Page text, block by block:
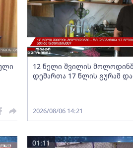
12 წელი შვილის
დემართა 17 წლის გურამ
2026/08/06 14:21
01:11